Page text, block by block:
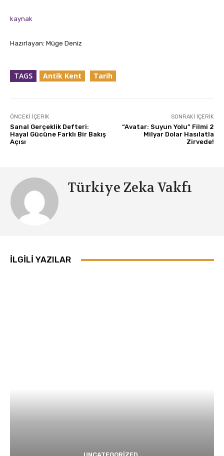
kaynak
Hazırlayan: Müge Deniz
TAGS Antik Kent Tarih
ÖNCEKI İÇERIK
Sanal Gerçeklik Defteri:
Hayal Gücüne Farklı Bir Bakış
Açısı
SONRAKI İÇERIK
“Avatar: Suyun Yolu” Filmi 2
Milyar Dolar Hasılatla
Zirvede!
Türkiye Zeka Vakfı
İLGILI YAZILAR